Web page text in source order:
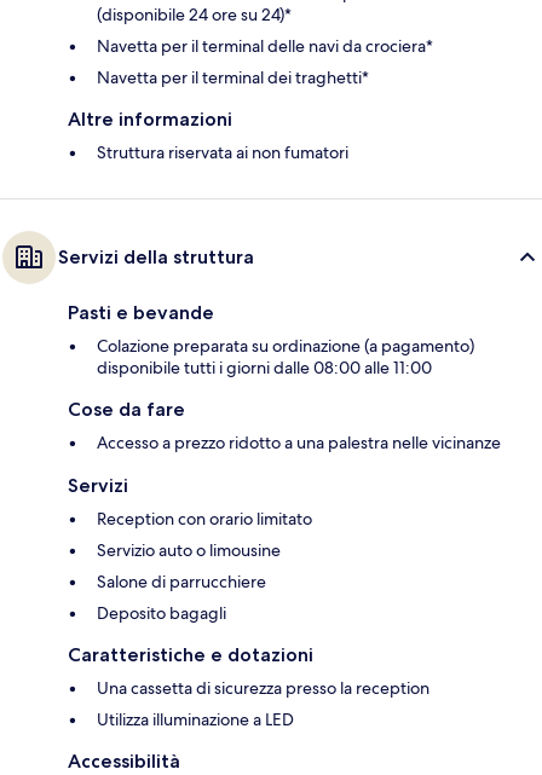
(disponibile 24 ore su 24)*
Navetta per il terminal delle navi da crociera*
Navetta per il terminal dei traghetti*
Altre informazioni
Struttura riservata ai non fumatori
Servizi della struttura
Pasti e bevande
Colazione preparata su ordinazione (a pagamento)
disponibile tutti i giorni dalle 08:00 alle 11:00
Cose da fare
Accesso a prezzo ridotto a una palestra nelle vicinanze
Servizi
Reception con orario limitato
Servizio auto o limousine
Salone di parrucchiere
Deposito bagagli
Caratteristiche e dotazioni
Una cassetta di sicurezza presso la reception
Utilizza illuminazione a LED
Accessibilità